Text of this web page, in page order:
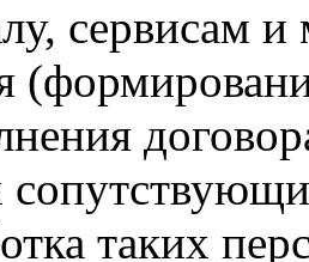
сервисам и
таких